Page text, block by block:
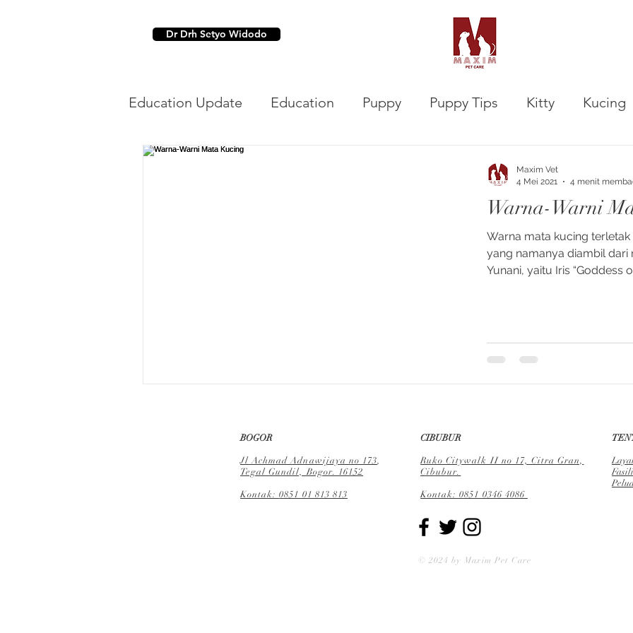
Dr Drh Setyo Widodo
Education Update Education Puppy Puppy Tips Kitty Kucing
Parasit Hewan Gastrointestinal
Warna-Warni
Warna mata kucing
yang namanya diambil dari
Yunani, yaitu Iris “Goddess
Maxim Vet
4 Mei 2021
4 menit
BOGOR
Jl Achmad Adnawijaya no 173,
Tegal Gundil, Bogor. 16152
Kontak:0851 01 813 813
CIBUBUR
Ruko Citywalk II no 17, Citra Gran,
Cibubur.
Kontak: 0851 0346 4086
Fa
© 2024 by Maxim Pet Care